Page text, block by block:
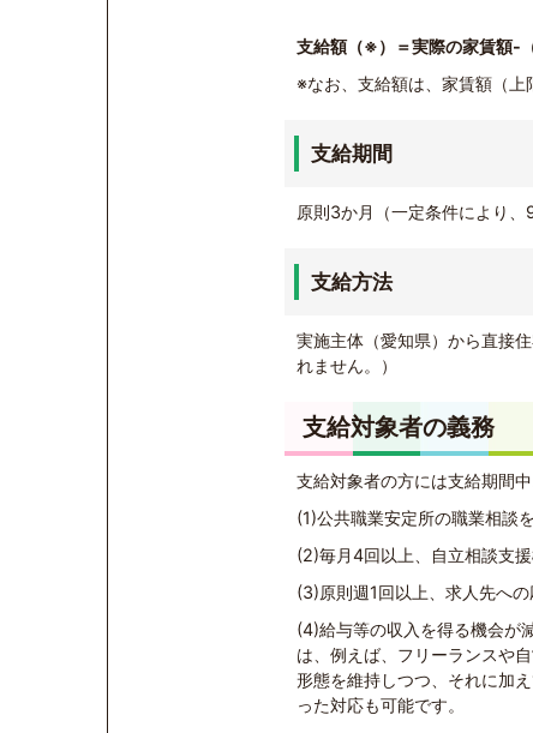
支給額（※）＝実際の家賃額-
※なお、支給額は、家賃額（上
支給期間
原則3か月（一定条件により、
支給方法
実施主体（愛知県）から直接
れません。）
支給対象者の義務
支給対象者の方には支給期間
(1)公共職業安定所の職業相談
(2)毎月4回以上、自立相談支
(3)原則週1回以上、求人先へ
(4)給与等の収入を得る機会が
は、例えば、フリーランスや
形態を維持しつつ、それに加
った対応も可能です。